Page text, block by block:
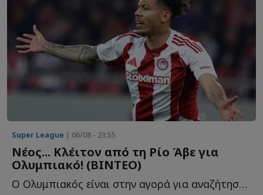
Super League | 06/08 - 23:55
Νέος... Κλέιτον από τη Ρίο Άβε για
Ολυμπιακό! (ΒΙΝΤΕΟ)
Ο Ολυμπιακός είναι στην αγορά για αναζήτηση επιθετικού, λ...